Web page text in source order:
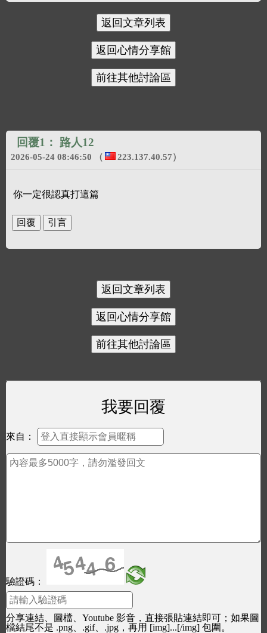
回覆1： 路人12
2026-05-24 08:46:50 （ 223.137.40.57）
你一定很認真打這篇
我要回覆
來自：
驗證碼：
分享連結、圖檔、Youtube 影音，直接張貼連結即可；如果圖
檔結尾不是 .png、.gif、.jpg，再用 [img]...[/img] 包圍。